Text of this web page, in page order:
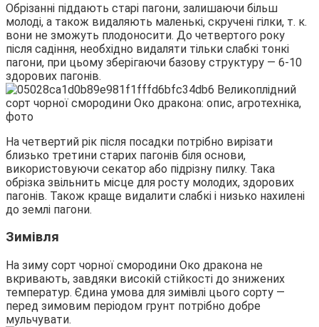
Обрізанні піддають старі пагони, залишаючи більш
молоді, а також видаляють маленькі, скручені гілки, т. к.
вони не зможуть плодоносити. До четвертого року
після садіння, необхідно видаляти тільки слабкі тонкі
пагони, при цьому зберігаючи базову структуру — 6-10
здорових пагонів.
На четвертий рік після посадки потрібно вирізати
близько третини старих пагонів біля основи,
використовуючи секатор або підрізну пилку. Така
обрізка звільнить місце для росту молодих, здорових
пагонів. Також краще видалити слабкі і низько нахилені
до землі пагони.
Зимівля
На зиму сорт чорної смородини Око дракона не
вкривають, завдяки високій стійкості до знижених
температур. Єдина умова для зимівлі цього сорту —
перед зимовим періодом грунт потрібно добре
мульчувати.